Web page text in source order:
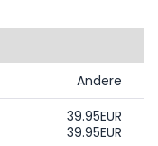
Andere
39.95EUR
39.95EUR